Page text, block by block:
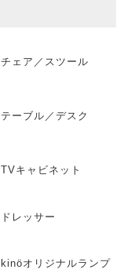
チェア／スツール
テーブル／デスク
TVキャビネット
ドレッサー
kinöオリジナルランプ